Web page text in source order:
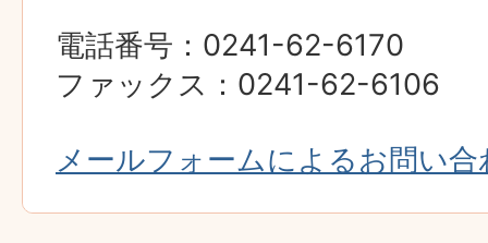
電話番号：0241-62-6170
ファックス：0241-62-6106
メールフォームによるお問い合